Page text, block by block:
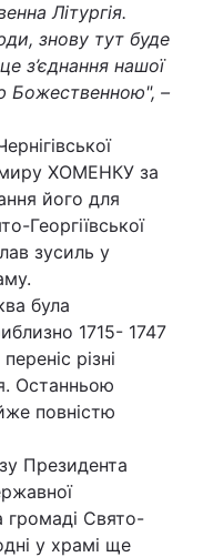
Літургія.
знову тут буде
з’єднання нашої
Божественною", –
ХОМЕНКУ за
його для
Георгіївської
зусиль у
була
1715- 1747
різні
Останньою
повністю
Президента
громаді Свято-
у храмі ще